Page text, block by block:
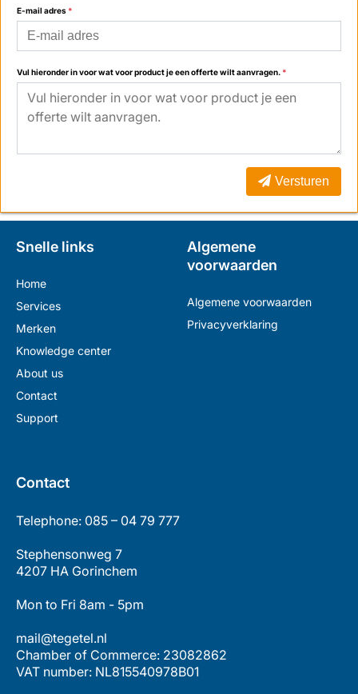
E-mail adres *
Vul hieronder in voor wat voor product je een offerte wilt aanvragen. *
Versturen
Snelle links
Home
Services
Merken
Knowledge center
About us
Contact
Support
Algemene
voorwaarden
Algemene voorwaarden
Privacyverklaring
Contact
Telephone: 085 – 04 79 777
Stephensonweg 7
4207 HA Gorinchem
Mon to Fri 8am - 5pm
mail@tegetel.nl
Chamber of Commerce: 23082862
VAT number: NL815540978B01